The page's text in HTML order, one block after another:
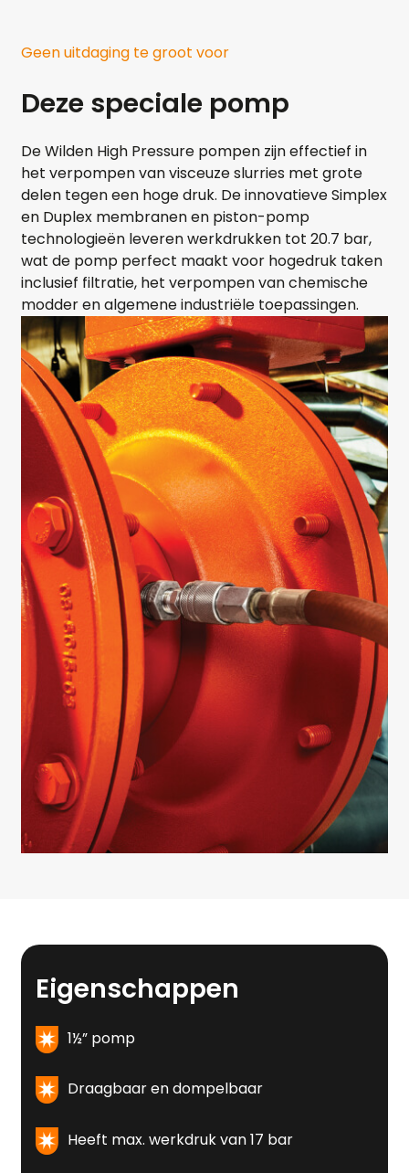
Geen uitdaging te groot voor
Deze speciale pomp
De Wilden High Pressure pompen zijn effectief in
het verpompen van visceuze slurries met grote
delen tegen een hoge druk. De innovatieve Simplex
en Duplex membranen en piston-pomp
technologieën leveren werkdrukken tot 20.7 bar,
wat de pomp perfect maakt voor hogedruk taken
inclusief filtratie, het verpompen van chemische
modder en algemene industriële toepassingen.
Eigenschappen
1½” pomp
Draagbaar en dompelbaar
Heeft max. werkdruk van 17 bar